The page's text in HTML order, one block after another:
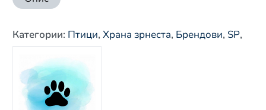
Категории: Птици, Храна зрнеста, Брендови, SP,